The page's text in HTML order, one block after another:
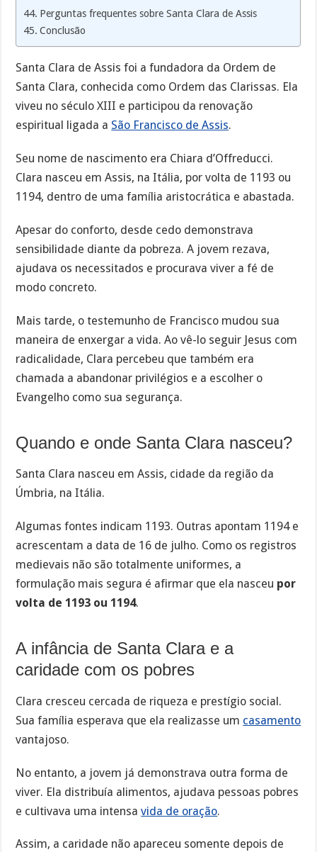
Perguntas frequentes sobre Santa Clara de Assis
Conclusão
Santa Clara de Assis foi a fundadora da Ordem de
Santa Clara, conhecida como Ordem das Clarissas. Ela
viveu no século XIII e participou da renovação
espiritual ligada a São Francisco de Assis.
Seu nome de nascimento era Chiara d’Offreducci.
Clara nasceu em Assis, na Itália, por volta de 1193 ou
1194, dentro de uma família aristocrática e abastada.
Apesar do conforto, desde cedo demonstrava
sensibilidade diante da pobreza. A jovem rezava,
ajudava os necessitados e procurava viver a fé de
modo concreto.
Mais tarde, o testemunho de Francisco mudou sua
maneira de enxergar a vida. Ao vê-lo seguir Jesus com
radicalidade, Clara percebeu que também era
chamada a abandonar privilégios e a escolher o
Evangelho como sua segurança.
Quando e onde Santa Clara nasceu?
Santa Clara nasceu em Assis, cidade da região da
Úmbria, na Itália.
Algumas fontes indicam 1193. Outras apontam 1194 e
acrescentam a data de 16 de julho. Como os registros
medievais não são totalmente uniformes, a
formulação mais segura é afirmar que ela nasceu por
volta de 1193 ou 1194.
A infância de Santa Clara e a
caridade com os pobres
Clara cresceu cercada de riqueza e prestígio social.
Sua família esperava que ela realizasse um casamento
vantajoso.
No entanto, a jovem já demonstrava outra forma de
viver. Ela distribuía alimentos, ajudava pessoas pobres
e cultivava uma intensavida de oração.
Assim, a caridade não apareceu somente depois de